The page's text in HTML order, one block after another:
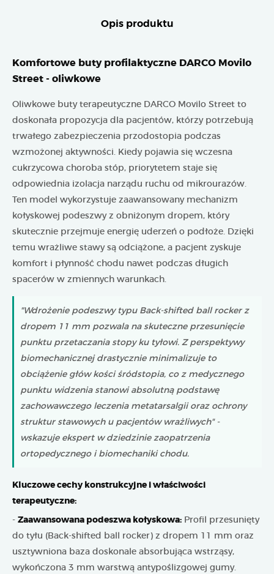
Opis produktu
Komfortowe buty profilaktyczne DARCO Movilo
Street - oliwkowe
Oliwkowe buty terapeutyczne DARCO Movilo Street to
doskonała propozycja dla pacjentów, którzy potrzebują
trwałego zabezpieczenia przodostopia podczas
wzmożonej aktywności. Kiedy pojawia się wczesna
cukrzycowa choroba stóp, priorytetem staje się
odpowiednia izolacja narządu ruchu od mikrourazów.
Ten model wykorzystuje zaawansowany mechanizm
kołyskowej podeszwy z obniżonym dropem, który
skutecznie przejmuje energię uderzeń o podłoże. Dzięki
temu wrażliwe stawy są odciążone, a pacjent zyskuje
komfort i płynność chodu nawet podczas długich
spacerów w zmiennych warunkach.
"Wdrożenie podeszwy typu Back-shifted ball rocker z
dropem 11 mm pozwala na skuteczne przesunięcie
punktu przetaczania stopy ku tyłowi. Z perspektywy
biomechanicznej drastycznie minimalizuje to
obciążenie głów kości śródstopia, co z medycznego
punktu widzenia stanowi absolutną podstawę
zachowawczego leczenia metatarsalgii oraz ochrony
struktur stawowych u pacjentów wrażliwych" -
wskazuje ekspert w dziedzinie zaopatrzenia
ortopedycznego i biomechaniki chodu.
Kluczowe cechy konstrukcyjne i właściwości
terapeutyczne:
- Zaawansowana podeszwa kołyskowa: Profil przesunięty
do tyłu (Back-shifted ball rocker) z dropem 11 mm oraz
usztywniona baza doskonale absorbująca wstrząsy,
wykończona 3 mm warstwą antypoślizgowej gumy.